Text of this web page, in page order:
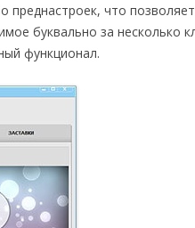
преднастроек, что
буквально за несколько
функционал.